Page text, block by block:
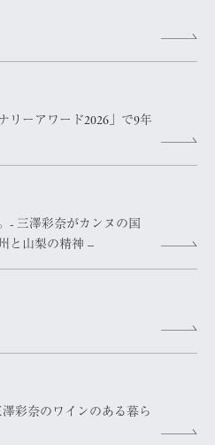
リーアワード2026」で9年
- 三澤彩奈がカンヌの国
と山梨の精神 –
彩奈のワインのある暮ら